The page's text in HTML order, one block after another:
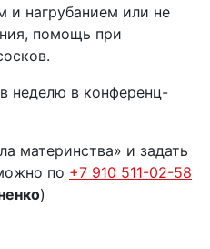
и нагрубанием или не
помощь при
неделю в конференц-
материнства» и задать
по +7 910 511-02-58
)